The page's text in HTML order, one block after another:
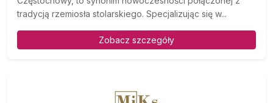
tradycją rzemiosła stolarskiego. Specjalizując się w...
Zobacz szczegóły